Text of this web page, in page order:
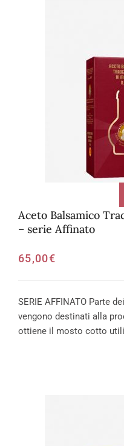
Aceto Balsamico
– serie Affinato
65,00€
SERIE AFFINATO Parte
vengono destinati alla
ottiene il mosto cotto